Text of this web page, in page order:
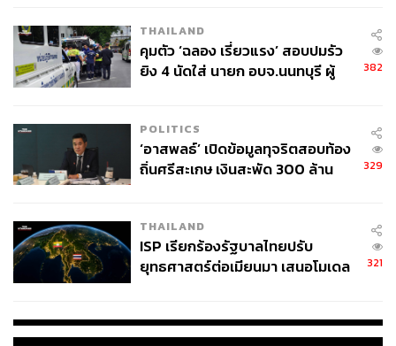
THAILAND
คุมตัว ‘ฉลอง เรี่ยวแรง’ สอบปมรัว
ยิง 4 นัดใส่ นายก อบจ.นนทบุรี ผู้
382
POLITICS
‘อาสพลธ์’ เปิดข้อมูลทุจริตสอบท้อง
ถิ่นศรีสะเกษ เงินสะพัด 300 ล้าน
329
THAILAND
ISP เรียกร้องรัฐบาลไทยปรับ
ยุทธศาสตร์ต่อเมียนมา เสนอโมเดล
321